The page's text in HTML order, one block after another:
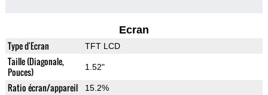
Ecran
Type d'Ecran TFT LCD
Taille (Diagonale,
Pouces)
1.52"
Ratio écran/appareil 15.2%